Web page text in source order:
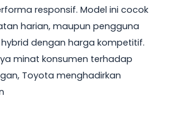
responsif. Model ini cocok
harian, maupun pengguna
dengan harga kompetitif.
minat konsumen terhadap
Toyota menghadirkan